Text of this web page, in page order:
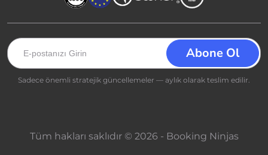
Sadece önemli stratejik güncellemeler — aylık olarak teslim edilir.
Tüm hakları saklıdır © 2026 - Booking Ninjas